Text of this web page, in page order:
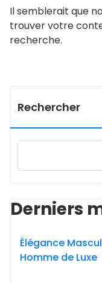
Il semblerait que
trouver votre
recherche.
Rechercher
Derniers
Élégance
Homme de Luxe